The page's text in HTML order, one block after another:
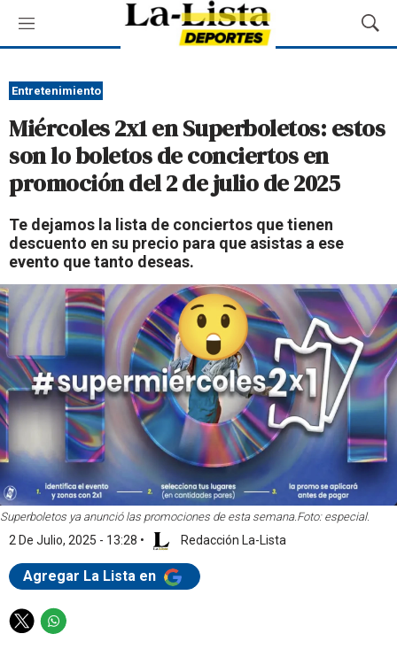
M
e
ú
M
o
a
r
a
Entretenimiento
Miércoles 2x1 en Superboletos: estos
son lo boletos de conciertos en
promoción del 2 de julio de 2025
Te dejamos la lista de conciertos que tienen
descuento en su precio para que asistas a ese
evento que tanto deseas.
Superboletos ya anunció las promociones de esta semana.Foto: especial.
2 De Julio, 2025 - 13:28 • Redacción La-Lista
Agregar La Lista en
T
W